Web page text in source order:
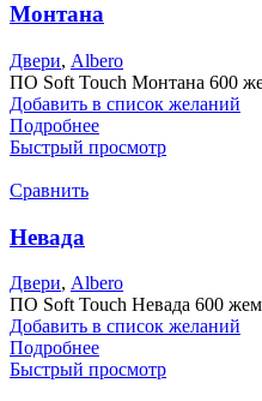
Монтана
Двери, Albero
ПО Soft Touch Монтана 600
Добавить в список желаний
Подробнее
Быстрый просмотр
Сравнить
Невада
Двери, Albero
ПО Soft Touch Невада 600
Добавить в список желаний
Подробнее
Быстрый просмотр